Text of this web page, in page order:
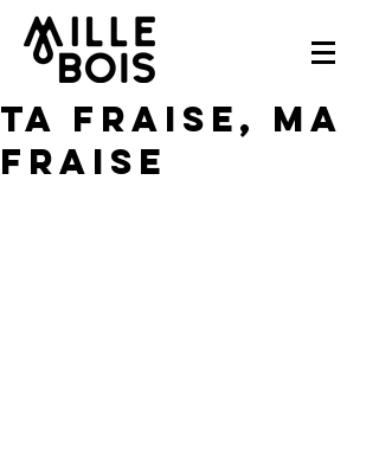
Ta fraise, ma
fraise